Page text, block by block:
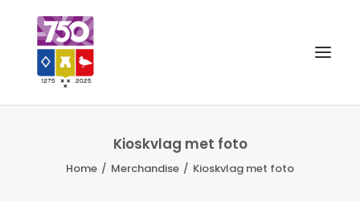
OUD GASTEL 750
EVENEMENTEN
Kioskvlag met foto
Home Merchandise Kioskvlag met foto